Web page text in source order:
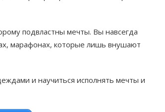
подвластны мечты. Вы навсегда
марафонах, которые лишь внушают
и научиться исполнять мечты и